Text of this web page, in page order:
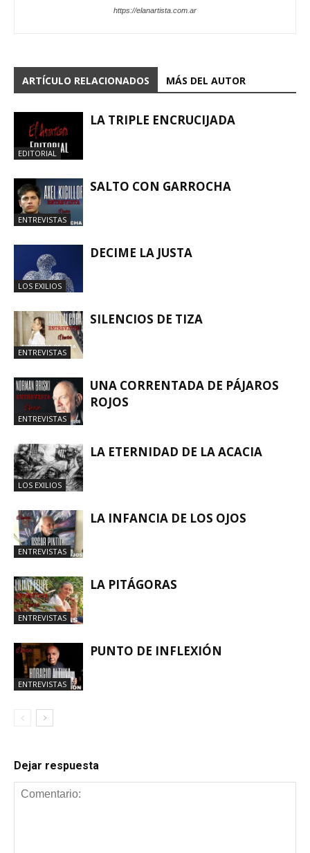
https://elanartista.com.ar
ARTÍCULO RELACIONADOS MÁS DEL AUTOR
EDITORIAL
LA TRIPLE ENCRUCIJADA
ENTREVISTAS
SALTO CON GARROCHA
LOS EXILIOS
DECIME LA JUSTA
ENTREVISTAS
SILENCIOS DE TIZA
ENTREVISTAS
UNA CORRENTADA DE PÁJAROS
ROJOS
LOS EXILIOS
LA ETERNIDAD DE LA ACACIA
ENTREVISTAS
LA INFANCIA DE LOS OJOS
ENTREVISTAS
LA PITÁGORAS
ENTREVISTAS
PUNTO DE INFLEXIÓN
Dejar respuesta